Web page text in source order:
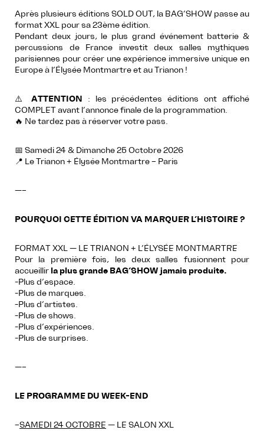
Après plusieurs éditions SOLD OUT, la BAG’SHOW passe au
format XXL pour sa 23ème édition.
Pendant deux jours, le plus grand événement batterie &
percussions de France investit deux salles mythiques
parisiennes pour créer une expérience immersive unique en
Europe à l’Élysée Montmartre et au Trianon !
⚠️ ATTENTION : les précédentes éditions ont affiché
COMPLET avant l’annonce finale de la programmation.
🔥 Ne tardez pas à réserver votre pass.
📅 Samedi 24 & Dimanche 25 Octobre 2026
📍 Le Trianon + Élysée Montmartre – Paris
—–
POURQUOI CETTE ÉDITION VA MARQUER L’HISTOIRE ?
FORMAT XXL — LE TRIANON + L’ÉLYSÉE MONTMARTRE
Pour la première fois, les deux salles fusionnent pour
accueillir la plus grande BAG’SHOW jamais produite.
-Plus d’espace.
-Plus de marques.
-Plus d’artistes.
-Plus de shows.
-Plus d’expériences.
-Plus de surprises.
—–
LE PROGRAMME DU WEEK-END
–SAMEDI 24 OCTOBRE — LE SALON XXL